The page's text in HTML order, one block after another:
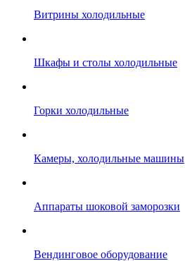
Витрины холодильные
Шкафы и столы холодильные
Горки холодильные
Камеры, холодильные машины
Аппараты шоковой заморозки
Вендинговое оборудование